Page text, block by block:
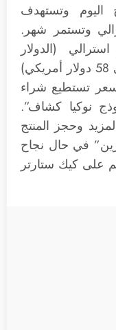
اليوم وتستهدف
استرالي وتستمر شهر.
79 دولار استرالي (الدولار
الاسترالي = 0.75 دولار أمريكي أي 58 دولار أمريكي)
تستطيع شراء
نوكيا كشاف”.
وحجز المنتج
في حال نجاح
على كيك ستارتر